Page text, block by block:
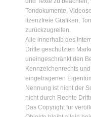
Tondokumente,
lizenzfreie Grafiken,
zurückzugreifen.
Alle innerhalb des
Dritte geschützten
uneingeschränkt den
Kennzeichenrechts
eingetragenen
Nennung ist nicht der
nicht durch Rechte
Das Copyright für